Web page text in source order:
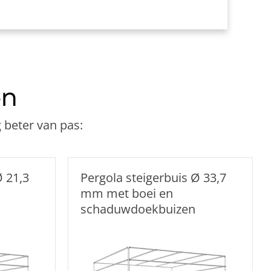
van pas:
21,3
Pergola steigerbuis Ø 33,7
mm met boei en
schaduwdoekbuizen